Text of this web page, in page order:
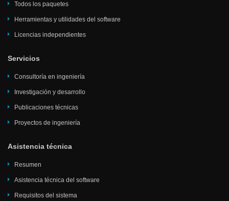
Todos los paquetes
Herramientas y utilidades del software
Licencias independientes
Servicios
Consultoría en ingeniería
Investigación y desarrollo
Publicaciones técnicas
Proyectos de ingeniería
Asistencia técnica
Resumen
Asistencia técnica del software
Requisitos del sistema